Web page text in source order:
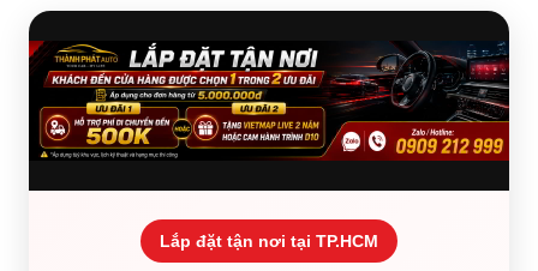
Lắp đặt tận nơi tại TP.HCM